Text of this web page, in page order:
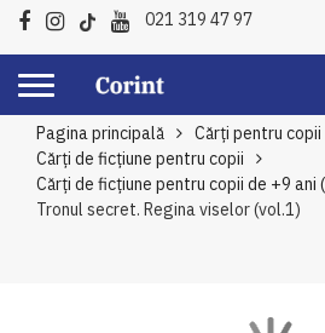
021 319 47 97
Pagina principală
Cărți pentru copii
Cărți de ficțiune pentru copii
Cărți de ficțiune pentru copii de +9 ani
Tronul secret. Regina viselor (vol.1)